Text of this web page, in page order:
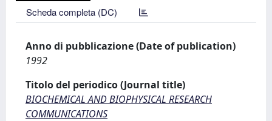
Scheda completa (DC)
Anno di pubblicazione (Date of publication)
1992
Titolo del periodico (Journal title)
BIOCHEMICAL AND BIOPHYSICAL RESEARCH
COMMUNICATIONS